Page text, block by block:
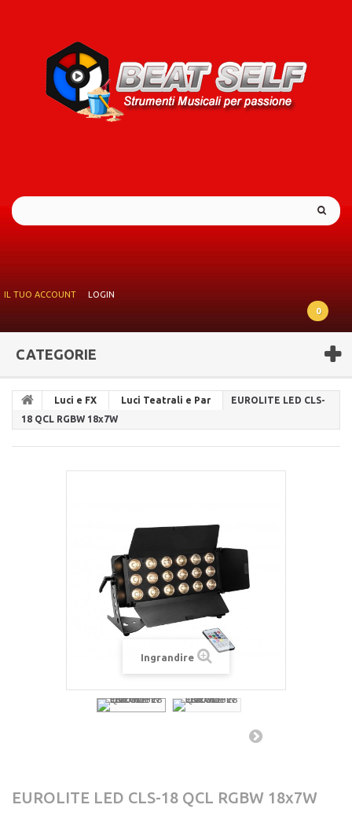
IL TUO ACCOUNT
LOGIN
0
CATEGORIE
Luci e FX Luci Teatrali e Par
EUROLITE LED CLS-
18 QCL RGBW 18x7W
Ingrandire
EUROLITE LED CLS-18 QCL RGBW 18x7W